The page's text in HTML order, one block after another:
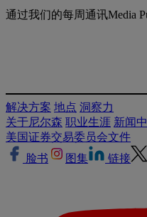
通过我们的每周通讯Media
解决方案 地点 洞察力
关于尼尔森 职业生涯 新闻
美国证券交易委员会文件
脸书
图集 链接